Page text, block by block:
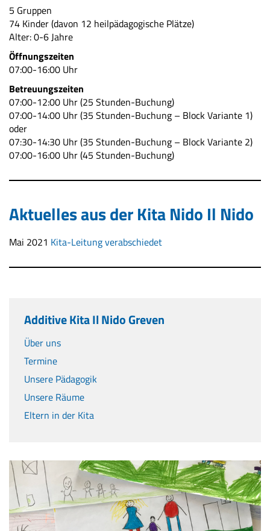
5 Gruppen
74 Kinder (davon 12 heilpädagogische Plätze)
Alter: 0-6 Jahre
Öffnungszeiten
07:00-16:00 Uhr
Betreuungszeiten
07:00-12:00 Uhr (25 Stunden-Buchung)
07:00-14:00 Uhr (35 Stunden-Buchung – Block Variante 1)
oder
07:30-14:30 Uhr (35 Stunden-Buchung – Block Variante 2)
07:00-16:00 Uhr (45 Stunden-Buchung)
Aktuelles aus der Kita Nido Il Nido
Mai 2021 Kita-Leitung verabschiedet
Additive Kita Il Nido Greven
Über uns
Termine
Unsere Pädagogik
Unsere Räume
Eltern in der Kita